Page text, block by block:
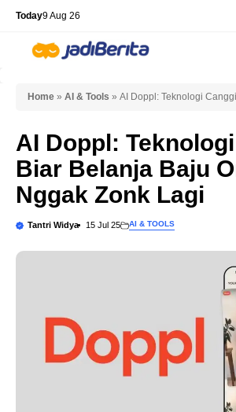
Skip
content
Today9 Aug 26
Home » AI & Tools » AI Doppl: Teknologi
AI Doppl:
Biar Belanja Baju
Nggak Zonk Lagi
Tantri Widya 15 Jul 25 AI & TOOLS